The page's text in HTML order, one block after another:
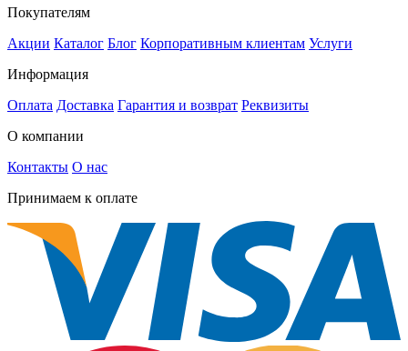
Покупателям
Акции Каталог Блог Корпоративным клиентам Услуги
Информация
Оплата Доставка Гарантия и возврат Реквизиты
О компании
Контакты О нас
Принимаем к оплате